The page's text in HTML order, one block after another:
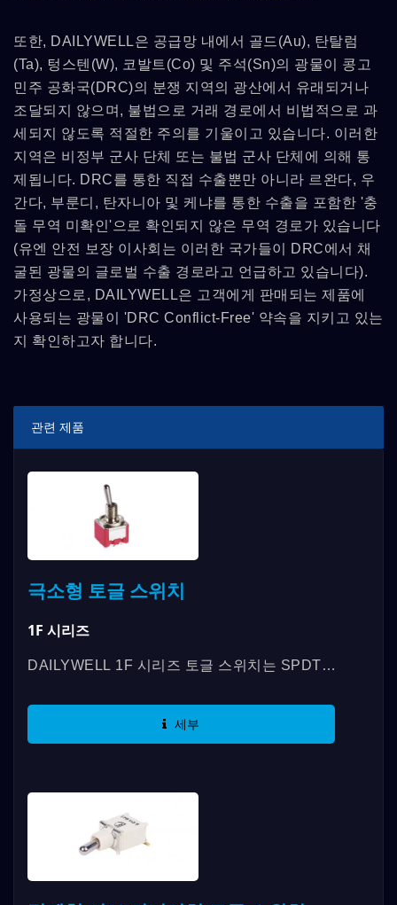
또한, DAILYWELL은 공급망 내에서 골드(Au), 탄탈럼
(Ta), 텅스텐(W), 코발트(Co) 및 주석(Sn)의 광물이 콩고
민주 공화국(DRC)의 분쟁 지역의 광산에서 유래되거나
조달되지 않으며, 불법으로 거래 경로에서 비법적으로 과
세되지 않도록 적절한 주의를 기울이고 있습니다. 이러한
지역은 비정부 군사 단체 또는 불법 군사 단체에 의해 통
제됩니다. DRC를 통한 직접 수출뿐만 아니라 르완다, 우
간다, 부룬디, 탄자니아 및 케냐를 통한 수출을 포함한 '충
돌 무역 미확인'으로 확인되지 않은 무역 경로가 있습니다
(유엔 안전 보장 이사회는 이러한 국가들이 DRC에서 채
굴된 광물의 글로벌 수출 경로라고 언급하고 있습니다).
가정상으로, DAILYWELL은 고객에게 판매되는 제품에
사용되는 광물이 'DRC Conflict-Free' 약속을 지키고 있는
지 확인하고자 합니다.
관련 제품
극소형 토글 스위치
1F 시리즈
DAILYWELL 1F 시리즈 토글 스위치는 SPDT,
최대 6A/125VAC; 3A/250VAC; 3A/30VDC이
세부